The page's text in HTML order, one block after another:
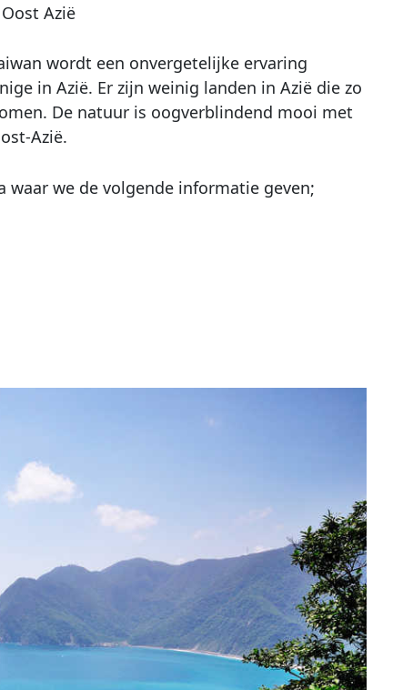
Azië
wordt een onvergetelijke ervaring
in Azië. Er zijn weinig landen in Azië die zo
De natuur is oogverblindend mooi met
Azië.
waar we de volgende informatie geven;